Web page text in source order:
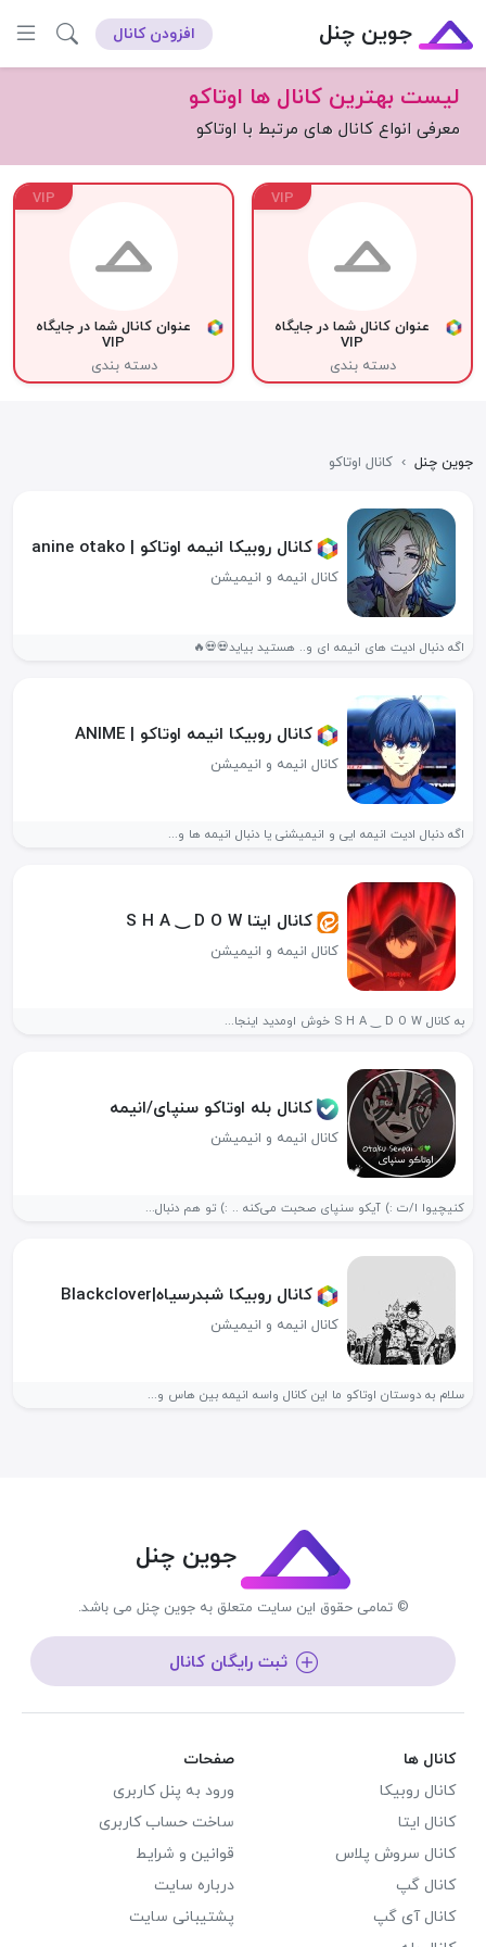
جوین چنل افزودن کانال
لیست بهترین کانال ها اوتاکو
معرفی انواع کانال های مرتبط با اوتاکو
VIP
عنوان کانال شما در جایگاه
VIP
دسته بندی
VIP
عنوان کانال شما در جایگاه
VIP
دسته بندی
جوین چنل › کانال اوتاکو
کانال روبیکا انیمه اوتاکو | anine otako
کانال انیمه و انیمیشن
اگه دنبال ادیت های انیمه ای و.. هستید بیاید💀💀🔥
کانال روبیکا انیمه اوتاکو | ANIME
کانال انیمه و انیمیشن
اگه دنبال ادیت انیمه ایی و انیمیشنی یا دنبال انیمه ها و...
کانال ایتا S H A ‿⁠ D O W
کانال انیمه و انیمیشن
به کانال S H A ‿⁠ D O W خوش اومدید اینجا...
کانال بله اوتاکو سنپای/انیمه
کانال انیمه و انیمیشن
کنیچیوا ا/ت :) آیکو سنپای صحبت می‌کنه .. :) تو هم دنبال...
کانال روبیکا شبدرسیاه|Blackclover
کانال انیمه و انیمیشن
سلام به دوستان اوتاکو ما این کانال واسه انیمه بین هاس و...
جوین چنل
© تمامی حقوق این سایت متعلق به جوین چنل می باشد.
ثبت رایگان کانال
کانال ها
کانال روبیکا
کانال ایتا
کانال سروش پلاس
کانال گپ
کانال آی گپ
صفحات
ورود به پنل کاربری
ساخت حساب کاربری
قوانین و شرایط
درباره سایت
پشتیبانی سایت